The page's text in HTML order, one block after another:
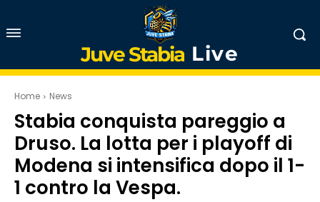
Juve Stabia Live
Home News
Stabia conquista pareggio a
Druso. La lotta per i playoff di
Modena si intensifica dopo il 1-
1 contro la Vespa.